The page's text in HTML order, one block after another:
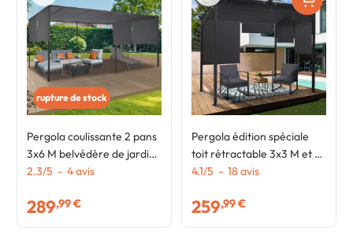
rupture de stock
Pergola coulissante 2 pans
3x6 M belvédère de jardin
toile gris anthracite
2.3/5 - 4avis
289,99 €
Pergola édition spéciale
toit rétractable 3x3 M et 4
stores gris anthracite
4.1/5 - 18 avis
259,99 €